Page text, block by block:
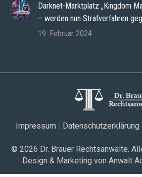
Darknet-Marktplatz „Kingdom
– werden nun Strafverfahren
19. Februar 2024
Impressum Datenschutzerklärung
© 2026 Dr. Brauer Rechtsanwälte.
Design & Marketing von Anwalt